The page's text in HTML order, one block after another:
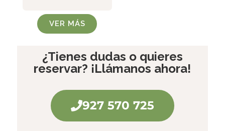
VER MÁS
¿Tienes dudas o quieres
reservar? ¡Llámanos ahora!
927 570 725